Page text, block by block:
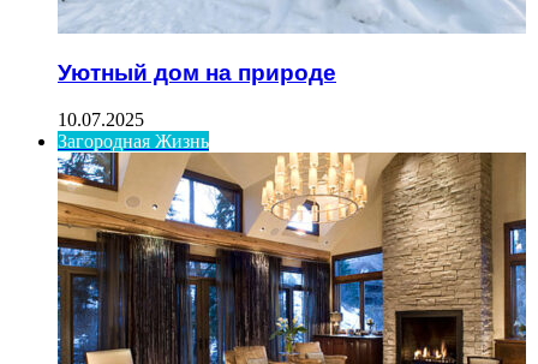
Уютный дом на природе
10.07.2025
Загородная Жизнь